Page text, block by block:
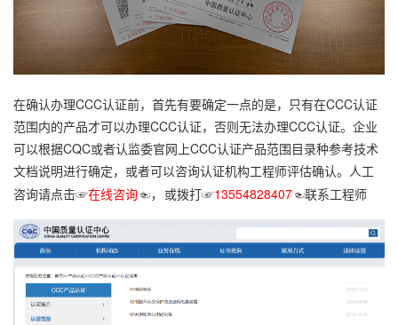
在确认办理CCC认证前，首先有要确定一点的是，只有在CCC认证
范围内的产品才可以办理CCC认证，否则无法办理CCC认证。企业
可以根据CQC或者认监委官网上CCC认证产品范围目录种参考技术
文档说明进行确定，或者可以咨询认证机构工程师评估确认。 人工
咨询请点击☞在线咨询☜， 或拨打☞13554828407☜联系工程师